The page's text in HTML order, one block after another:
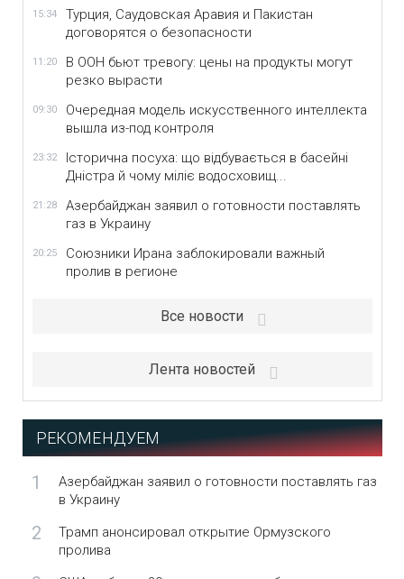
15:34
Турция, Саудовская Аравия и Пакистан
договорятся о безопасности
11:20
В ООН бьют тревогу: цены на продукты могут
резко вырасти
09:30
Очередная модель искусственного интеллекта
вышла из-под контроля
23:32
Історична посуха: що відбувається в басейні
Дністра й чому міліє водосховищ...
21:28
Азербайджан заявил о готовности поставлять
газ в Украину
20:25
Союзники Ирана заблокировали важный
пролив в регионе
Все новости
Лента новостей
РЕКОМЕНДУЕМ
1
Азербайджан заявил о готовности поставлять газ
в Украину
2
Трамп анонсировал открытие Ормузского
пролива